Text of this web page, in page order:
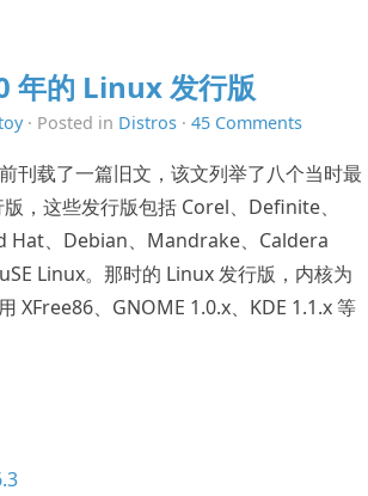
年的 Linux 发行版
· Posted in Distros · 45 Comments
刊载了一篇旧文，该文列举了八个当时最
，这些发行版包括 Corel、Definite、
Hat、Debian、Mandrake、Caldera
Linux。那时的 Linux 发行版，内核为
XFree86、GNOME 1.0.x、KDE 1.1.x 等